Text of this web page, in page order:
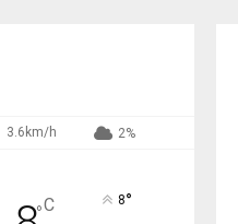
3.6km/h 2%
°C 8°